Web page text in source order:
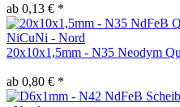
ab 0,13 € *
20x10x1,5mm - N35 Neodym
ab 0,80 € *